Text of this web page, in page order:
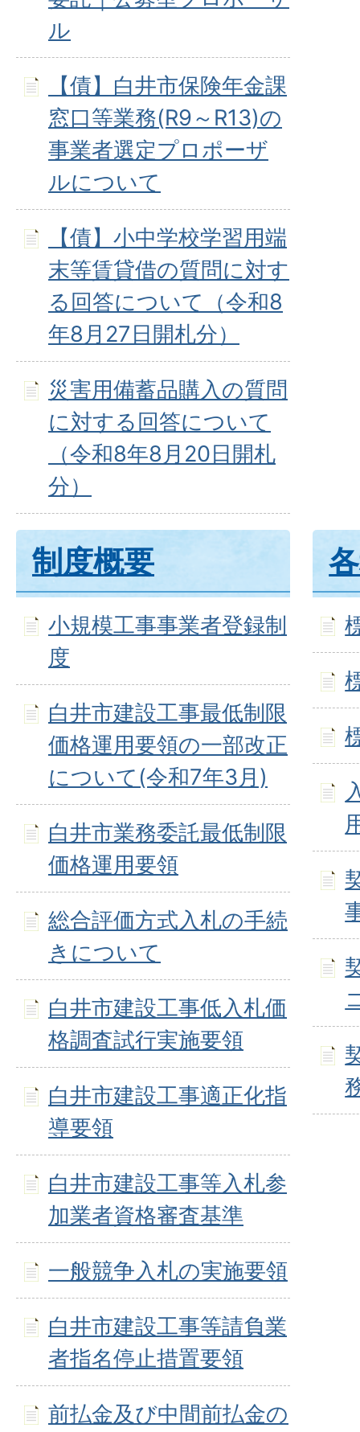
ル
【債】白井市保険年金課
窓口等業務(R9～R13)の
事業者選定プロポーザ
ルについて
【債】小中学校学習用端
末等賃貸借の質問に対す
る回答について（令和8
年8月27日開札分）
災害用備蓄品購入の質問
に対する回答について
（令和8年8月20日開札
分）
制度概要
小規模工事事業者登録制
度
白井市建設工事最低制限
価格運用要領の一部改正
について(令和7年3月)
白井市業務委託最低制限
価格運用要領
総合評価方式入札の手続
きについて
白井市建設工事低入札価
格調査試行実施要領
白井市建設工事適正化指
導要領
白井市建設工事等入札参
加業者資格審査基準
一般競争入札の実施要領
白井市建設工事等請負業
者指名停止措置要領
前払金及び中間前払金の